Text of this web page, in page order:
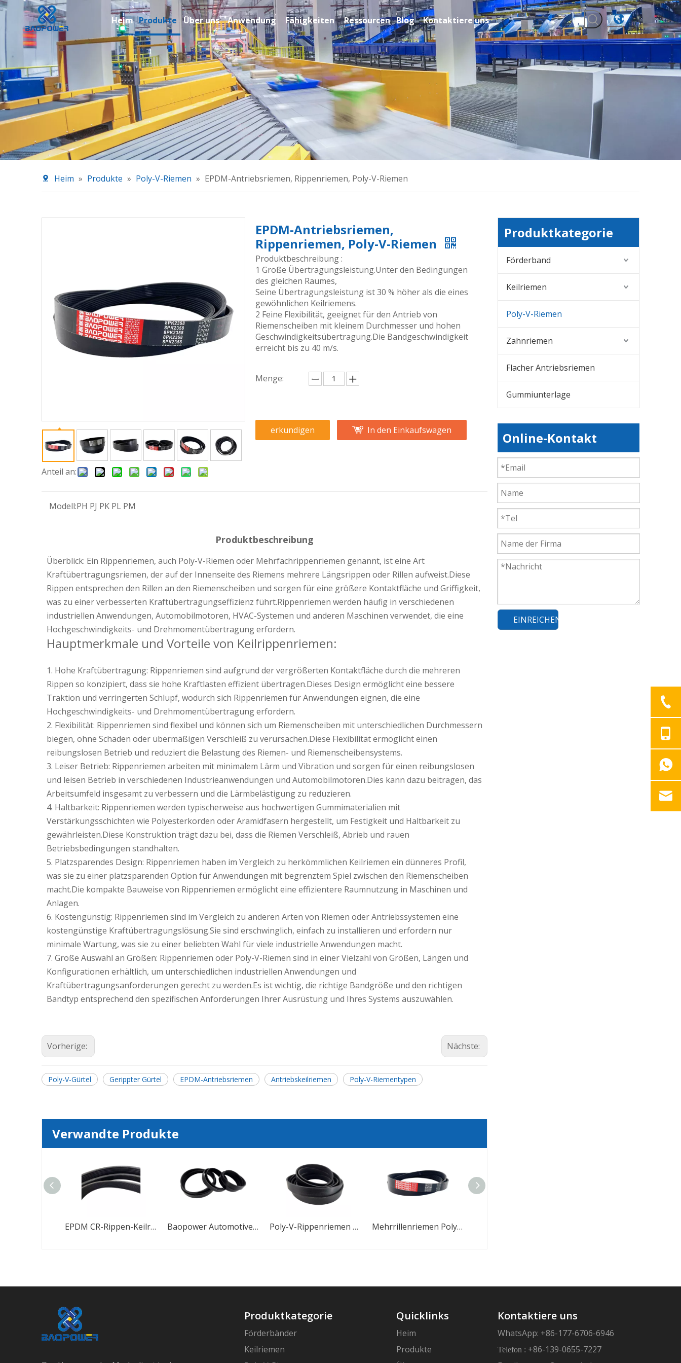
Heim Produkte Über uns Anwendung Fähigkeiten Ressourcen Blog Kontaktiere uns
Heim » Produkte » Poly-V-Riemen » EPDM-Antriebsriemen, Rippenriemen, Poly-V-Riemen
Anteil an:
EPDM-Antriebsriemen,
Rippenriemen, Poly-V-Riemen
Produktbeschreibung :
1 Große Übertragungsleistung.Unter den Bedingungen
des gleichen Raumes,
Seine Übertragungsleistung ist 30 % höher als die eines
gewöhnlichen Keilriemens.
2 Feine Flexibilität, geeignet für den Antrieb von
Riemenscheiben mit kleinem Durchmesser und hohen
Geschwindigkeitsübertragung.Die Bandgeschwindigkeit
erreicht bis zu 40 m/s.
Menge:
erkundigen In den Einkaufswagen
Modell:PH PJ PK PL PM
Produktbeschreibung
Überblick: Ein Rippenriemen, auch Poly-V-Riemen oder Mehrfachrippenriemen genannt, ist eine Art
Kraftübertragungsriemen, der auf der Innenseite des Riemens mehrere Längsrippen oder Rillen aufweist.Diese
Rippen entsprechen den Rillen an den Riemenscheiben und sorgen für eine größere Kontaktfläche und Griffigkeit,
was zu einer verbesserten Kraftübertragungseffizienz führt.Rippenriemen werden häufig in verschiedenen
industriellen Anwendungen, Automobilmotoren, HVAC-Systemen und anderen Maschinen verwendet, die eine
Hochgeschwindigkeits- und Drehmomentübertragung erfordern.
Hauptmerkmale und Vorteile von Keilrippenriemen:
1. Hohe Kraftübertragung: Rippenriemen sind aufgrund der vergrößerten Kontaktfläche durch die mehreren
Rippen so konzipiert, dass sie hohe Kraftlasten effizient übertragen.Dieses Design ermöglicht eine bessere
Traktion und verringerten Schlupf, wodurch sich Rippenriemen für Anwendungen eignen, die eine
Hochgeschwindigkeits- und Drehmomentübertragung erfordern.
2. Flexibilität: Rippenriemen sind flexibel und können sich um Riemenscheiben mit unterschiedlichen Durchmessern
biegen, ohne Schäden oder übermäßigen Verschleiß zu verursachen.Diese Flexibilität ermöglicht einen
reibungslosen Betrieb und reduziert die Belastung des Riemen- und Riemenscheibensystems.
3. Leiser Betrieb: Rippenriemen arbeiten mit minimalem Lärm und Vibration und sorgen für einen reibungslosen
und leisen Betrieb in verschiedenen Industrieanwendungen und Automobilmotoren.Dies kann dazu beitragen, das
Arbeitsumfeld insgesamt zu verbessern und die Lärmbelästigung zu reduzieren.
4. Haltbarkeit: Rippenriemen werden typischerweise aus hochwertigen Gummimaterialien mit
Verstärkungsschichten wie Polyesterkorden oder Aramidfasern hergestellt, um Festigkeit und Haltbarkeit zu
gewährleisten.Diese Konstruktion trägt dazu bei, dass die Riemen Verschleiß, Abrieb und rauen
Betriebsbedingungen standhalten.
5. Platzsparendes Design: Rippenriemen haben im Vergleich zu herkömmlichen Keilriemen ein dünneres Profil,
was sie zu einer platzsparenden Option für Anwendungen mit begrenztem Spiel zwischen den Riemenscheiben
macht.Die kompakte Bauweise von Rippenriemen ermöglicht eine effizientere Raumnutzung in Maschinen und
Anlagen.
6. Kostengünstig: Rippenriemen sind im Vergleich zu anderen Arten von Riemen oder Antriebssystemen eine
kostengünstige Kraftübertragungslösung.Sie sind erschwinglich, einfach zu installieren und erfordern nur
minimale Wartung, was sie zu einer beliebten Wahl für viele industrielle Anwendungen macht.
7. Große Auswahl an Größen: Rippenriemen oder Poly-V-Riemen sind in einer Vielzahl von Größen, Längen und
Konfigurationen erhältlich, um unterschiedlichen industriellen Anwendungen und
Kraftübertragungsanforderungen gerecht zu werden.Es ist wichtig, die richtige Bandgröße und den richtigen
Bandtyp entsprechend den spezifischen Anforderungen Ihrer Ausrüstung und Ihres Systems auszuwählen.
Vorherige: Nächste:
Poly-V-Gürtel Gerippter Gürtel EPDM-Antriebsriemen Antriebskeilriemen Poly-V-Riementypen
Verwandte Produkte
EPDM CR-Rippen-Keilrippenriemen für die Automobilindustrie Baopower Automotive Gummi-Poly-V-Rippenriemen Poly-V-Rippenriemen aus Gummi für Automotoren Mehrrillenriemen Poly V Ribber PK Keilriemen
Produktkategorie
Förderband
Keilriemen
Poly-V-Riemen
Zahnriemen
Flacher Antriebsriemen
Gummiunterlage
Online-Kontakt
EINREICHEN
Produktkategorie
Förderbänder
Keilriemen
Quicklinks
Heim
Produkte
Kontaktiere uns
WhatsApp: +86-177-6706-6946
Telefon : +86-139-0655-7227